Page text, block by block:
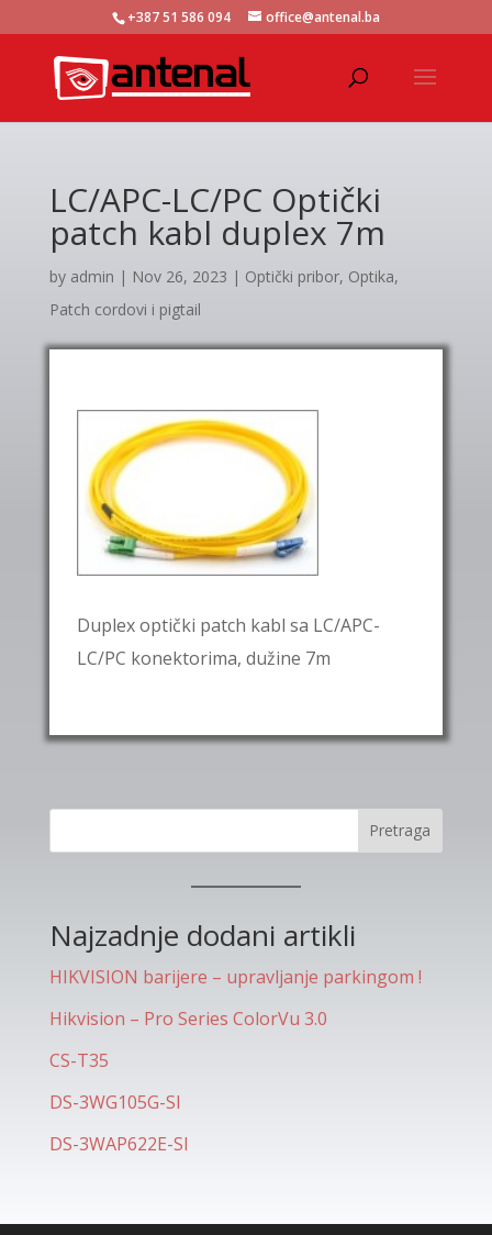
+387 51 586 094 office@antenal.ba
LC/APC-LC/PC Optički
patch kabl duplex 7m
by admin | Nov 26, 2023 | Optički pribor, Optika,
Patch cordovi i pigtail
Duplex optički patch kabl sa LC/APC-
LC/PC konektorima, dužine 7m
Pretraga
Najzadnje dodani artikli
HIKVISION barijere – upravljanje parkingom !
Hikvision – Pro Series ColorVu 3.0
CS-T35
DS-3WG105G-SI
DS-3WAP622E-SI